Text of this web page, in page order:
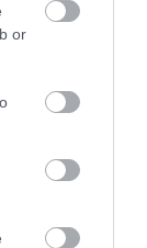
or
The Body